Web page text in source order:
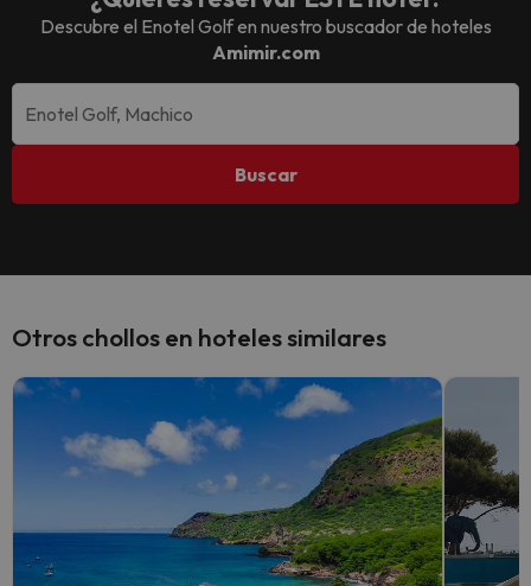
Descubre el Enotel Golfen nuestro buscador de hoteles
Amimir.com
Buscar
Otros chollos en hoteles similares